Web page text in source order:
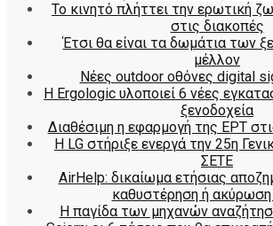
Το κινητό πλήττει την ερωτική
στις διακοπές
Έτσι θα είναι τα δωμάτια των
μέλλον
Nέες outdoor οθόνες digital
Η Ergologic υλοποιεί 6 νέες
ξενοδοχεία
Διαθέσιμη η εφαρμογή της ΕΡΤ
Η LG στήριξε ενεργά την 25η
ΣΕΤΕ
AirHelp: δικαίωμα ετήσιας
καθυστέρηση ή
Η παγίδα των μηχανών